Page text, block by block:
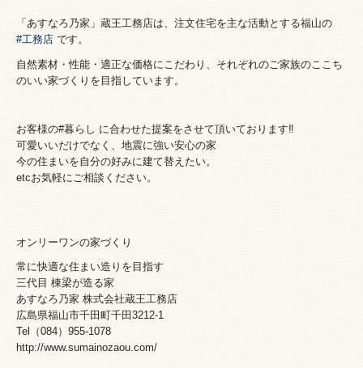
「あすなろ乃家」蔵王工務店は、 注文住宅を主な活動とする福山の
#工務店 です。
自然素材・性能・適正な価格にこだわり、それぞれのご家族のここち
のいい家づくりを目指しています。
お客様の#暮らし に合わせた提案をさせて頂いております‼️
可愛いいだけでなく、地震に強い安心の家
今の住まいを自分の好みに建て替えたい。
etcお気軽にご相談ください。
オンリーワンの家づくり
常に快適な住まい造りを目指す
三代目 棟梁が造る家
あすなろ乃家 株式会社蔵王工務店
広島県福山市千田町千田3212-1
Tel（084）955-1078
http://www.sumainozaou.com/